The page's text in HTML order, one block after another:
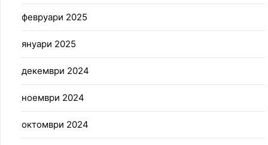
февруари 2025
януари 2025
декември 2024
ноември 2024
октомври 2024